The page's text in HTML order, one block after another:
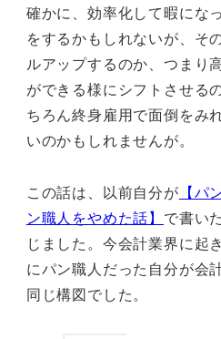
確かに、効率化して暇にな
をするかもしれないが、そ
ルアップするのか、つまり
ができる様にシフトさせる
ちろん終身雇用で面倒をみ
いのかもしれませんが。
この話は、以前自分が 【
ン職人をやめた話】 で書い
じました。今会計業界に起
にパン職人だった自分が会
同じ構図でした。